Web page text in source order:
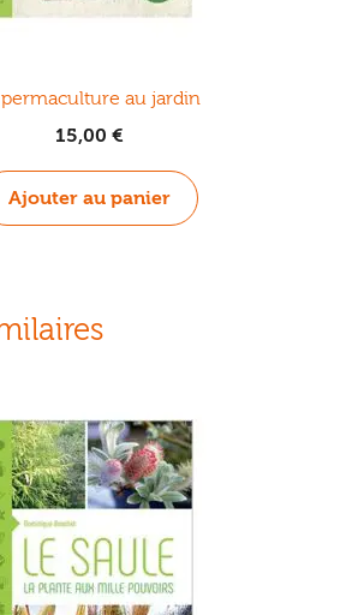
permaculture au jardin
15,00 €
Ajouter au panier